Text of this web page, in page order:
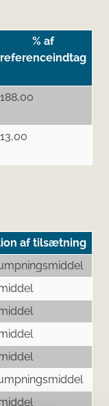
% af
referenceindtag
188,00
13,00
af tilsætning